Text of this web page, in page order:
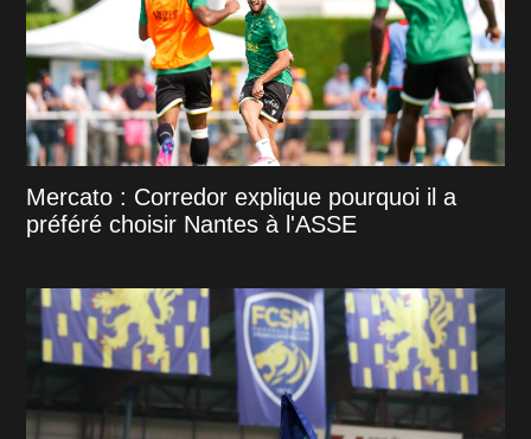
Mercato : Corredor explique pourquoi il a
préféré choisir Nantes à l'ASSE